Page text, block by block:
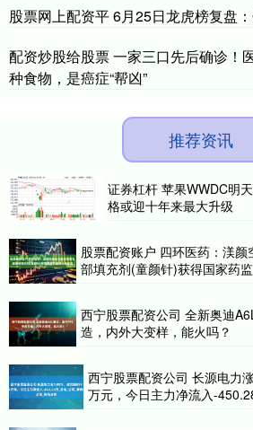
股票网上配资平 6月25日龙虎榜复盘
配资炒股给股票 一家三口先后确诊！
种食物，是癌症“帮凶”
推荐资讯
证券杠杆 苹果WWDC明
格或迎十年来最大升级
股票配资账户 四环医药：渼
部填充剂(童颜针)获得国家药
西宁股票配资公司 全新奥迪
造，内外大变样，能火吗？
西宁股票配资公司 长源电力
万元，今日主力净流入-